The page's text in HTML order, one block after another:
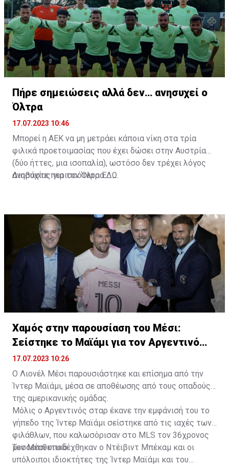
Πήρε σημειώσεις αλλά δεν… ανησυχεί ο
Όλτρα
17.07.2023 10:46
Μπορεί η ΑΕΚ να μη μετράει κάποια νίκη στα τρία
φιλικά προετοιμασίας που έχει δώσει στην Αυστρία
(δύο ήττες, μια ισοπαλία), ωστόσο δεν τρέχει λόγος
ανησυχίας για τον Όλτρα.
Διαβάστε περισσότεραΕΔΩ
Χαμός στην παρουσίαση του Μέσι:
Σείστηκε το Μαϊάμι για τον Αργεντινό
σταρ
17.07.2023 10:26
Ο Λιονέλ Μέσι παρουσιάστηκε και επίσημα από την
Ίντερ Μαϊάμι, μέσα σε αποθέωσης από τους οπαδούς
της αμερικανικής ομάδας.
Μόλις ο Αργεντινός σταρ έκανε την εμφάνισή του το
γήπεδο της Ίντερ Μαϊάμι σείστηκε από τις ιαχές των
φιλάθλων, που καλωσόρισαν στο MLS τον 36χρονος
μεσοεπιθετικό.
Τον Μέσι υποδέχθηκαν ο Ντέιβιντ Μπέκαμ και οι
υπόλοιποι ιδιοκτήτες της Ίντερ Μαϊάμι και του